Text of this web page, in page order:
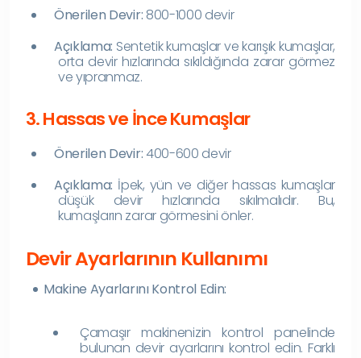
Önerilen Devir: 800-1000 devir
Açıklama: Sentetik kumaşlar ve karışık kumaşlar,
orta devir hızlarında sıkıldığında zarar görmez
ve yıpranmaz.
3. Hassas ve İnce Kumaşlar
Önerilen Devir: 400-600 devir
Açıklama: İpek, yün ve diğer hassas kumaşlar
düşük devir hızlarında sıkılmalıdır. Bu,
kumaşların zarar görmesini önler.
Devir Ayarlarının Kullanımı
Makine Ayarlarını Kontrol Edin:
Çamaşır makinenizin kontrol panelinde
bulunan devir ayarlarını kontrol edin. Farklı